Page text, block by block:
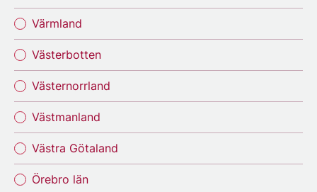
Värmland
Västerbotten
Västernorrland
Västmanland
Västra Götaland
Örebro län